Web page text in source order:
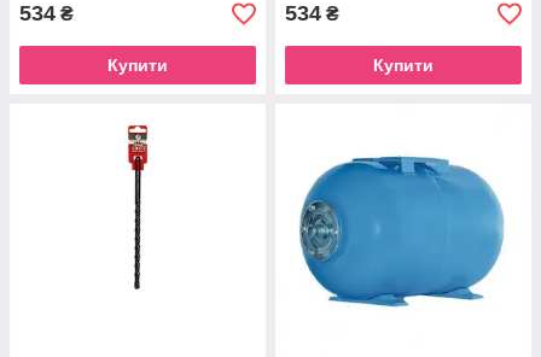
534 ₴
Купити
534 ₴
Купити